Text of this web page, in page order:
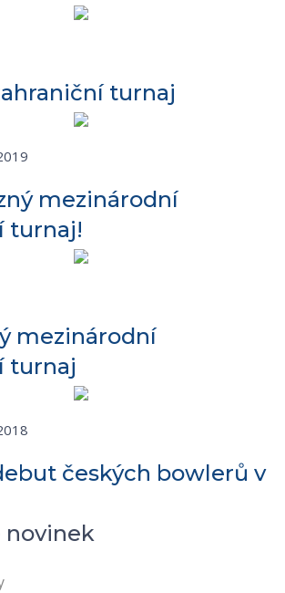
turnaj
mezinárodní
turnaj!
mezinárodní
turnaj
českých bowlerů v
novinek